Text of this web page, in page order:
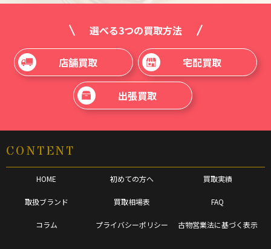
選べる3つの買取方法
店舗買取 宅配買取
出張買取
CONTENT
HOME 初めての方へ 買取実績
取扱ブランド 買取相場表 FAQ
コラム プライバシーポリシー 古物営業法に基づく表示